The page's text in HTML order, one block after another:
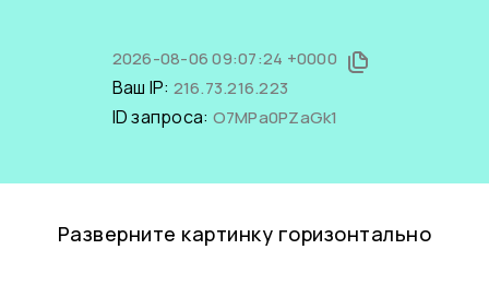
2026-08-06 09:07:24 +0000
Ваш IP: 216.73.216.223
ID запроса: O7MPa0PZaGk1
Разверните картинку горизонтально